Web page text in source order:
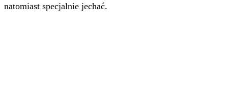
natomiast specjalnie jechać.